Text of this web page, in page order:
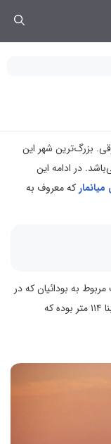
بزرگ‌ترین شهر این
در ادامه این
که معروف به
به بودائیان که در
شهر باگو، کشور میانمار قرار گرفته‌است. ارتفاع این بنا ۱۱۴ متر بوده که